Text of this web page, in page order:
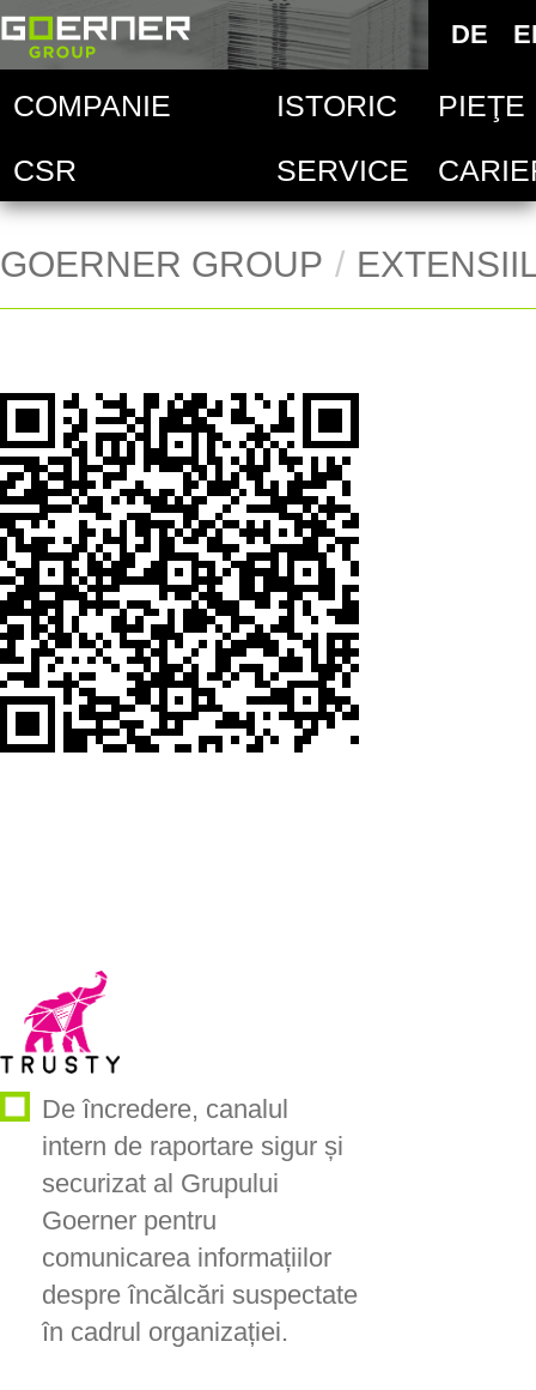
DE
COMPANIE ISTORIC
PIEŢE
CSR SERVICE
GOERNER GROUP
De încredere, canalul
intern de raportare sigur și
securizat al Grupului
Goerner pentru
comunicarea informațiilor
despre încălcări suspectate
în cadrul organizației.